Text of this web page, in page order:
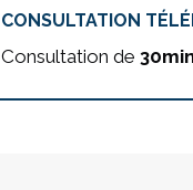
CONSULTATION
Consultation de